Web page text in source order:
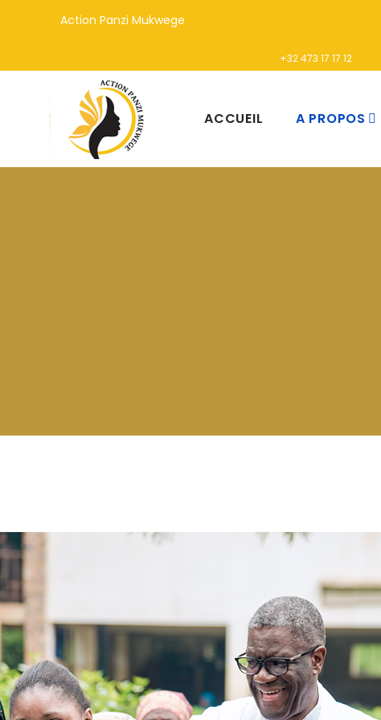
Action Panzi Mukwege
+32 473 17 17 12
ACCUEIL A PROPOS